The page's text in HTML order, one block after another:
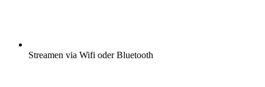
Streamen via Wifi oder Bluetooth